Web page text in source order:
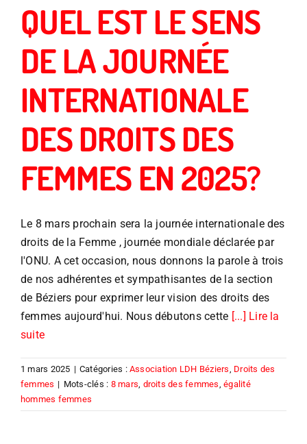
QUEL EST LE SENS
DE LA JOURNÉE
INTERNATIONALE
DES DROITS DES
FEMMES EN 2025?
Le 8 mars prochain sera la journée internationale des
droits de la Femme , journée mondiale déclarée par
l'ONU. A cet occasion, nous donnons la parole à trois
de nos adhérentes et sympathisantes de la section
de Béziers pour exprimer leur vision des droits des
femmes aujourd'hui. Nous débutons cette [...] Lire la
suite
1 mars 2025 | Catégories :Association LDH Béziers, Droits des
femmes | Mots-clés : 8 mars, droits des femmes,égalité
hommes femmes